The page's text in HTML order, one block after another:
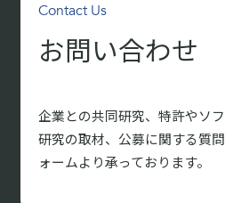
Contact Us
お問い合わせ
企業との共同研究、特許やソ
研究の取材、 公募に関する質
ォームより承っております。